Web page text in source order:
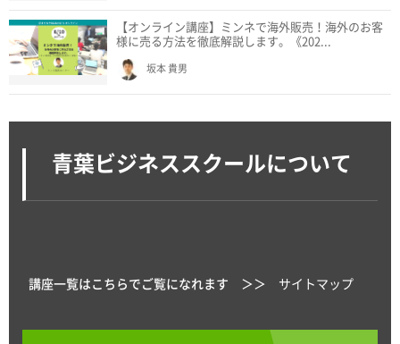
【オンライン講座】ミンネで海外販売！海外のお客
様に売る方法を徹底解説します。《202...
坂本 貴男
青葉ビジネススクールについて
講座一覧はこちらでご覧になれます ＞＞ サイトマップ